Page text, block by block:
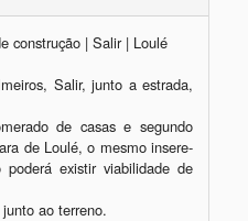
construção | Salir | Loulé
Salir, junto a estrada,
de casas e segundo
de Loulé, o mesmo insere-
existir viabilidade de
ao terreno.